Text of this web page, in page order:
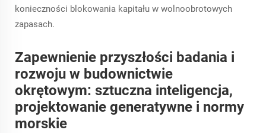
konieczności blokowania kapitału w wolnoobrotowych
zapasach.
Zapewnienie przyszłości badania i
rozwoju w budownictwie
okrętowym: sztuczna inteligencja,
projektowanie generatywne i normy
morskie